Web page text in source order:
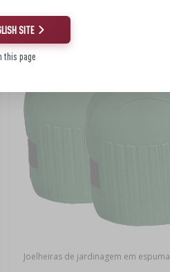
Novo preço
Joelheiras de jardinagem em espuma
SITE
this page